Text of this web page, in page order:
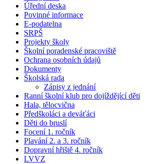
Úřední deska
Povinné informace
E-podatelna
SRPŠ
Projekty školy
Školní poradenské pracoviště
Ochrana osobních údajů
Dokumenty
Školská rada
Zápisy z jednání
Ranní školní klub pro dojíždějící děti
Hala, tělocvična
Předškoláci a deváťáci
Děti do bruslí
Focení 1. ročník
Plavání 2. a 3. ročník
Dopravní hřiště 4. ročník
LVVZ